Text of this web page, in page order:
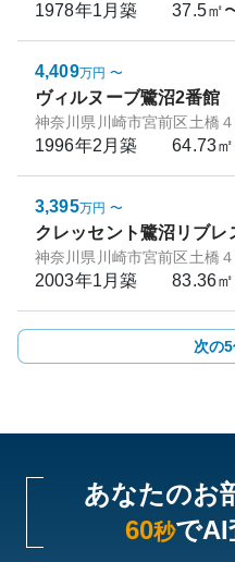
1978年1月築 37.5㎡
4,409万円 〜
ヴィルヌーブ鷺沼2番館
神奈川県川崎市宮前区土橋４
1996年2月築 64.73
3,395万円 〜
クレッセント鷺沼リブレ
神奈川県川崎市宮前区土橋
2003年1月築 83.36
次の
あなたのお
60秒でAI